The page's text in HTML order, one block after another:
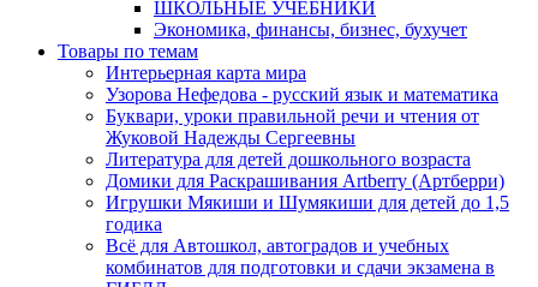
ШКОЛЬНЫЕ УЧЕБНИКИ
Экономика, финансы, бизнес, бухучет
Товары по темам
Интерьерная карта мира
Узорова Нефедова - русский язык и математика
Буквари, уроки правильной речи и чтения от
Жуковой Надежды Сергеевны
Литература для детей дошкольного возраста
Домики для Раскрашивания Artberry (Артберри)
Игрушки Мякиши и Шумякиши для детей до 1,5
годика
Всё для Автошкол, автоградов и учебных
комбинатов для подготовки и сдачи экзамена в